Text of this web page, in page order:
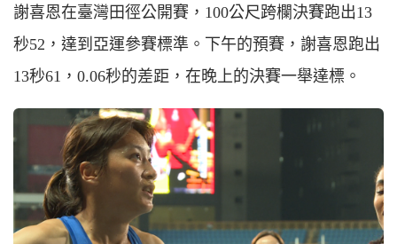
謝喜恩在臺灣田徑公開賽，100公尺跨欄決賽跑出13
秒52，達到亞運參賽標準。下午的預賽，謝喜恩跑出
13秒61，0.06秒的差距，在晚上的決賽一舉達標。